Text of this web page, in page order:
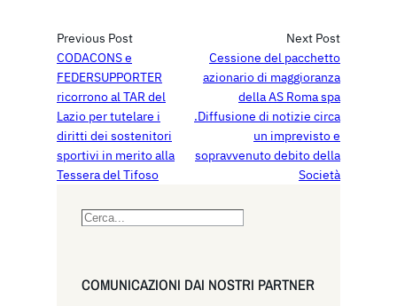
Previous Post
CODACONS e
FEDERSUPPORTER
ricorrono al TAR del
Lazio per tutelare i
diritti dei sostenitori
sportivi in merito alla
Tessera del Tifoso
Next Post
Cessione del pacchetto
azionario di maggioranza
della AS Roma spa
.Diffusione di notizie circa
un imprevisto e
sopravvenuto debito della
Società
S
r
COMUNICAZIONI DAI NOSTRI PARTNER